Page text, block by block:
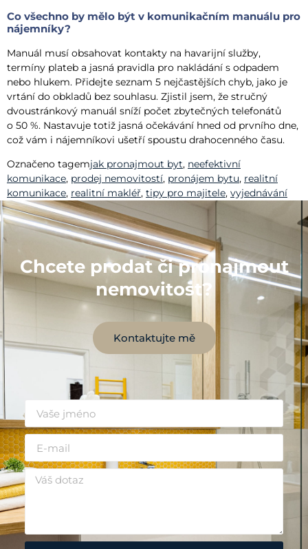
Co všechno by mělo být v komunikačním manuálu pro
nájemníky?
Manuál musí obsahovat kontakty na havarijní služby,
termíny plateb a jasná pravidla pro nakládání s odpadem
nebo hlukem. Přidejte seznam 5 nejčastějších chyb, jako je
vrtání do obkladů bez souhlasu. Zjistil jsem, že stručný
dvoustránkový manuál sníží počet zbytečných telefonátů
o 50 %. Nastavuje totiž jasná očekávání hned od prvního dne,
což vám i nájemníkovi ušetří spoustu drahocenného času.
Označeno tagemjak pronajmout byt, neefektivní
komunikace, prodej nemovitostí, pronájem bytu, realitní
komunikace, realitní makléř, tipy pro majitele, vyjednávání
Chcete prodat či pronajmout
nemovitost?
Kontaktujte mě